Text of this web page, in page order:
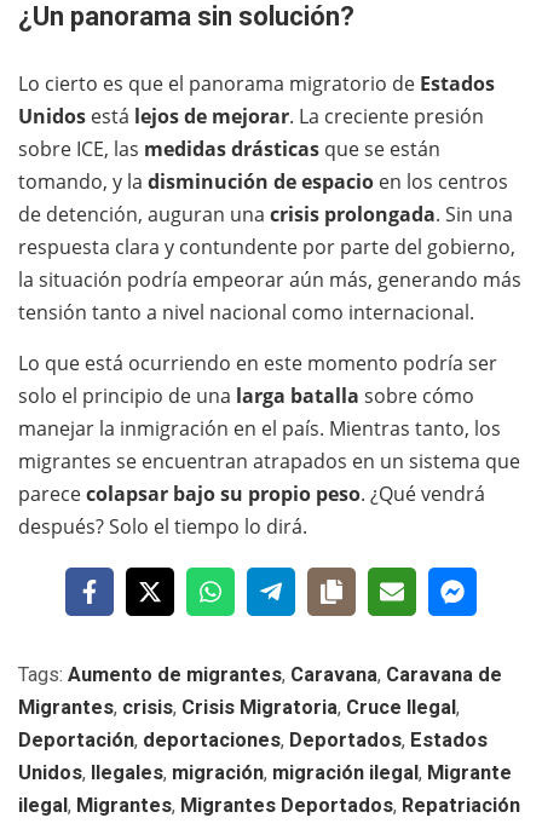
¿Un panorama sin solución?
Lo cierto es que el panorama migratorio de Estados
Unidos está lejos de mejorar. La creciente presión
sobre ICE, las medidas drásticas que se están
tomando, y la disminución de espacio en los centros
de detención, auguran una crisis prolongada. Sin una
respuesta clara y contundente por parte del gobierno,
la situación podría empeorar aún más, generando más
tensión tanto a nivel nacional como internacional.
Lo que está ocurriendo en este momento podría ser
solo el principio de una larga batalla sobre cómo
manejar la inmigración en el país. Mientras tanto, los
migrantes se encuentran atrapados en un sistema que
parececolapsar bajo su propio peso. ¿Qué vendrá
después? Solo el tiempo lo dirá.
Tags: Aumento de migrantes, Caravana, Caravana de
Migrantes, crisis, Crisis Migratoria, Cruce Ilegal ,
Deportación, deportaciones, Deportados, Estados
Unidos, Ilegales, migración, migración ilegal , Migrante
ilegal , Migrantes, Migrantes Deportados, Repatriación